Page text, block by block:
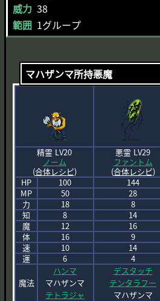
威力 38
範囲 1グループ
マハザンマ所持悪魔
精霊 LV20
ノーム
(合体レシピ)
悪霊 LV29
ファントム
(合体レシピ)
HP
100 144
MP
50 28
力
18 8
知
8 14
魔
12 16
体
16 9
速
10 14
運
6 4
魔法
ハンマ
マハザンマ
テトラジャ
デスタッチ
テンタラフー
マハザンマ